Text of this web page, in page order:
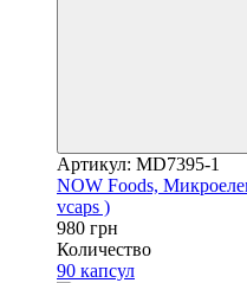
Артикул: MD7395-1
NOW Foods,
vcaps )
980 грн
Количество
90 капсул